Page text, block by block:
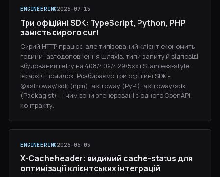
ENGINEERING2026-07-15
Три офіційні SDK: TypeScript, Python, PHP
замість сирого curl
Сирий HTTP працює, але типізований клієнт економить
години: автодоповнення шляхів, типи запиту й відповіді,
вбудований retry на 408/409/429/5xx і Stainless-style
ієрархія помилок. Розбираємо три офіційні SDK -
@astroway/sdk (npm), astroway (PyPI), astroway/sdk
(Packagist) - і чим вони згенеровані з одного OpenAPI-
контракту.
ENGINEERING2026-06-05
X-Cache header: видимий cache-status для
оптимізації клієнтських інтеграцій